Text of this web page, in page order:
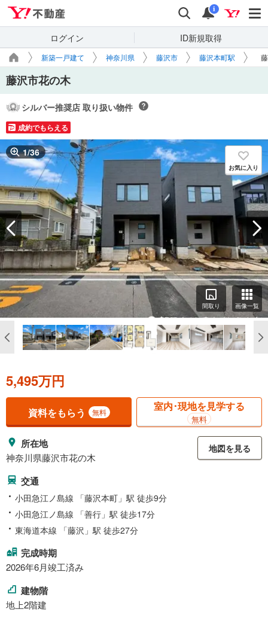
検索 通知
i
ログイン ID新規取得
新築一戸建て 神奈川県 藤沢市 藤沢本町駅
藤沢市花の木
シルバー推奨店 取り扱い物件
成約でもらえる
1/36
お気に入り
間取り 画像一覧
5,495万円
資料をもらう 無料 室内･現地を見学する
無料
所在地
神奈川県藤沢市花の木
地図を見る
交通
小田急江ノ島線 「藤沢本町」駅 徒歩9分
小田急江ノ島線 「善行」駅 徒歩17分
東海道本線 「藤沢」駅 徒歩27分
完成時期
2026年6月竣工済み
建物階
地上2階建